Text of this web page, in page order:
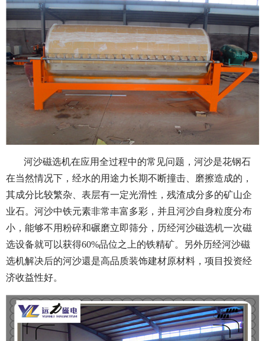
河沙磁选机在应用全过程中的常见问题，河沙是花钢石
在当然情况下，经水的用途力长期不断撞击、磨擦造成的，
其成分比较繁杂、表层有一定光滑性，残渣成分多的矿山企
业石。河沙中铁元素非常丰富多彩，并且河沙自身粒度分布
小，能够不用粉碎和碾磨立即筛分，历经河沙磁选机一次磁
选设备就可以获得60%品位之上的铁精矿。另外历经河沙磁
选机解决后的河沙還是高品质装饰建材原材料，项目投资经
济收益性好。